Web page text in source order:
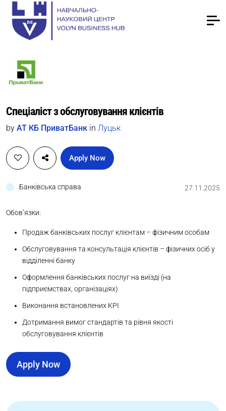
Спеціаліст з обслуговування клієнтів
by АТ КБ ПриватБанк in Луцьк
Apply Now
Банківська справа 27.11.2025
Обов’язки:
Продаж банківських послуг клієнтам – фізичним особам
Обслуговування та консультація клієнтів – фізичних осіб у
відділенні банку
Оформлення банківських послуг на виїзді (на
підприємствах, організаціях)
Виконання встановлених KPI
Дотримання вимог стандартів та рівня якості
обслуговування клієнтів
Apply Now